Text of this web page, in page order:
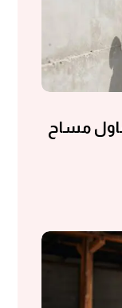
| ٦٧٦٣٢١١٠ | مقاول مساح